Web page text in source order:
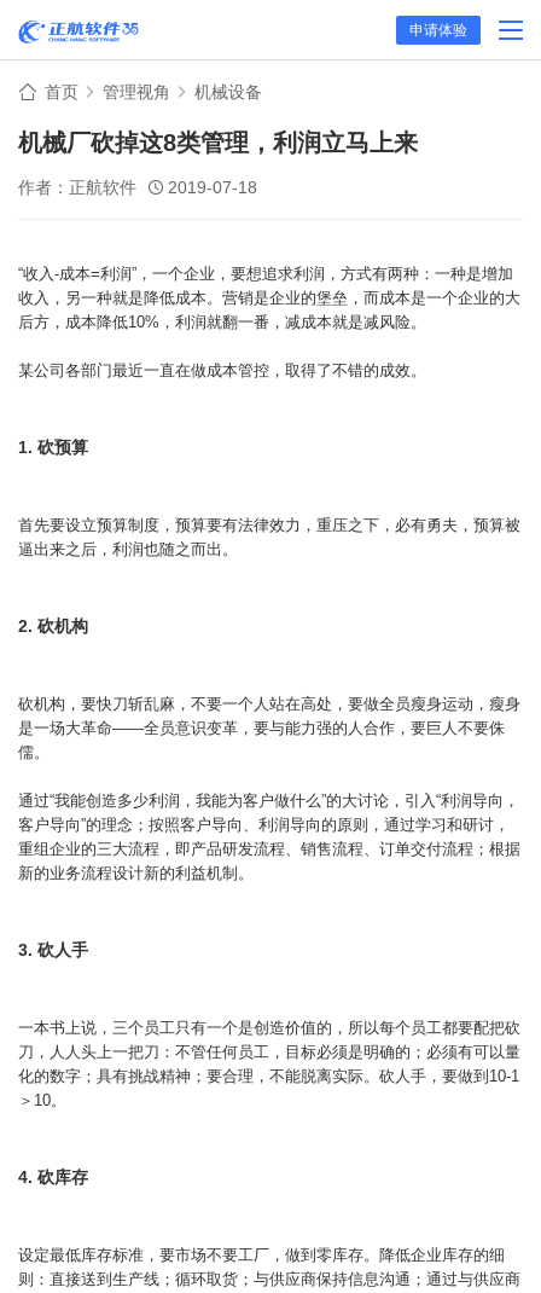
申请体验
首页 管理视角 机械设备
机械厂砍掉这8类管理，利润立马上来
作者：正航软件 2019-07-18
“收入-成本=利润”，一个企业，要想追求利润，方式有两种：一种是增加
收入，另一种就是降低成本。营销是企业的堡垒，而成本是一个企业的大
后方，成本降低10%，利润就翻一番，减成本就是减风险。
某公司各部门最近一直在做成本管控，取得了不错的成效。
1. 砍预算
首先要设立预算制度，预算要有法律效力，重压之下，必有勇夫，预算被
逼出来之后，利润也随之而出。
2. 砍机构
砍机构，要快刀斩乱麻，不要一个人站在高处，要做全员瘦身运动，瘦身
是一场大革命——全员意识变革，要与能力强的人合作，要巨人不要侏
儒。
通过“我能创造多少利润，我能为客户做什么”的大讨论，引入“利润导向，
客户导向”的理念；按照客户导向、利润导向的原则，通过学习和研讨，
重组企业的三大流程，即产品研发流程、销售流程、订单交付流程；根据
新的业务流程设计新的利益机制。
3. 砍人手
一本书上说，三个员工只有一个是创造价值的，所以每个员工都要配把砍
刀，人人头上一把刀：不管任何员工，目标必须是明确的；必须有可以量
化的数字；具有挑战精神；要合理，不能脱离实际。砍人手，要做到10-1
＞10。
4. 砍库存
设定最低库存标准，要市场不要工厂，做到零库存。降低企业库存的细
则：直接送到生产线；循环取货；与供应商保持信息沟通；通过与供应商